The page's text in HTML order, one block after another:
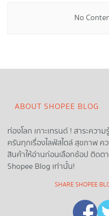
No
ABOUT SHOPEE BLOG
ท่องโลก เกาะเทรนด์ ! สาระคว
ครันทุกเรื่องไลฟ์สไตล์ สุขภาพ
สินค้าให้อ่านก่อนเลือกช้อป ติดต
Shopee Blog เท่านั้น!
SHARE SHOPEE